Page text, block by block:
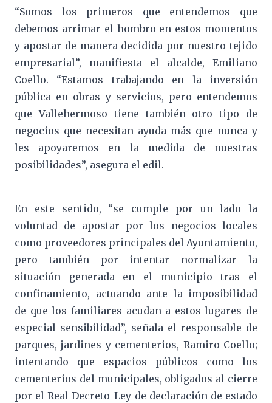
“Somos los primeros que entendemos que
debemos arrimar el hombro en estos momentos
y apostar de manera decidida por nuestro tejido
empresarial”, manifiesta el alcalde, Emiliano
Coello. “Estamos trabajando en la inversión
pública en obras y servicios, pero entendemos
que Vallehermoso tiene también otro tipo de
negocios que necesitan ayuda más que nunca y
les apoyaremos en la medida de nuestras
posibilidades”, asegura el edil.
En este sentido, “se cumple por un lado la
voluntad de apostar por los negocios locales
como proveedores principales del Ayuntamiento,
pero también por intentar normalizar la
situación generada en el municipio tras el
confinamiento, actuando ante la imposibilidad
de que los familiares acudan a estos lugares de
especial sensibilidad”, señala el responsable de
parques, jardines y cementerios, Ramiro Coello;
intentando que espacios públicos como los
cementerios del municipales, obligados al cierre
por el Real Decreto-Ley de declaración de estado